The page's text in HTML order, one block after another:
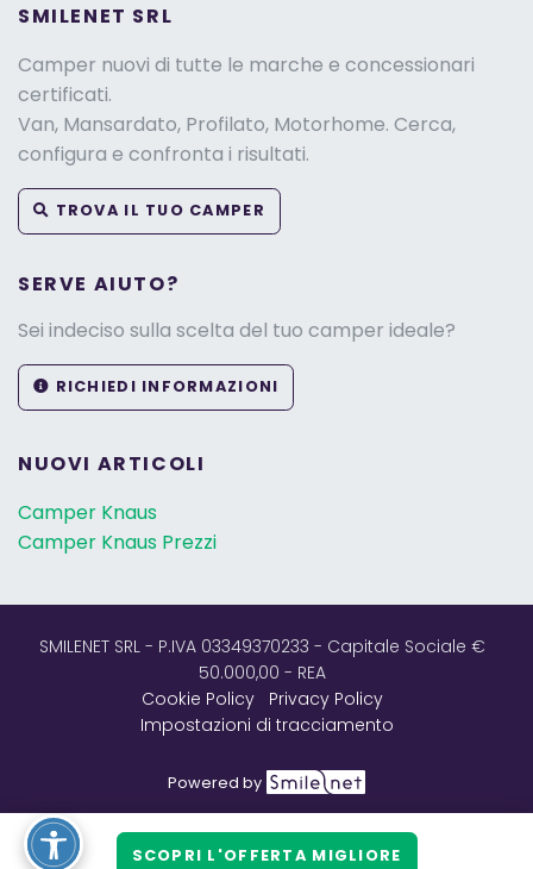
SCOPRI L'OFFERTA MIGLIORE
SMILENET SRL
Camper nuovi di tutte le marche e concessionari
certificati.
Van, Mansardato, Profilato, Motorhome. Cerca,
configura e confronta i risultati.
TROVA IL TUO CAMPER
SERVE AIUTO?
Sei indeciso sulla scelta del tuo camper ideale?
RICHIEDI INFORMAZIONI
NUOVI ARTICOLI
Camper Knaus
Camper Knaus Prezzi
SMILENET SRL - P.IVA 03349370233 - Capitale Sociale €
50.000,00 - REA
Cookie Policy
Privacy Policy
Impostazioni di tracciamento
Powered by
SOCIAL NETWORK: